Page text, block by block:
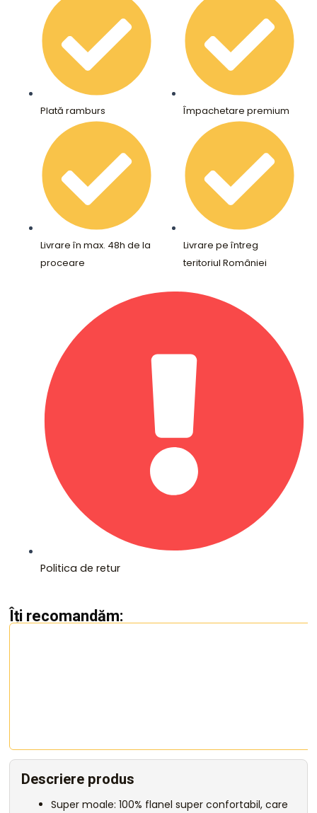
Plată ramburs
Livrare în max. 48h de la
proceare
Împachetare premium
Livrare pe întreg
teritoriul României
Politica de retur
Îți recomandăm:
Descriere produs
Super moale: 100% flanel super confortabil, care